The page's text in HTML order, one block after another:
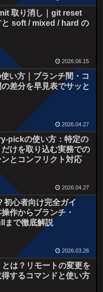
取り消し｜git reset
と soft / mixed / hard の
2026.06.15
い方｜ブランチ間・コ
の差分を早見表でサッと
2026.04.27
pickの使い方：特定の
だけを取り込む実務での
とコンフリクト対応
2026.04.27
初心者向け完全ガイ
操作からブランチ・
まで徹底解説
2026.03.26
は？リモートの変更を
するコマンドと使い方